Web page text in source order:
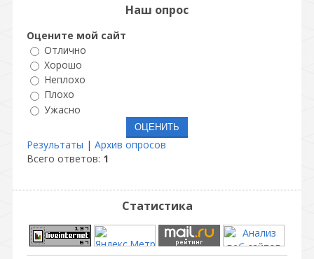
Наш опрос
Оцените мой сайт
Отлично
Хорошо
Неплохо
Плохо
Ужасно
Результаты | Архив опросов
Всего ответов: 1
Статистика